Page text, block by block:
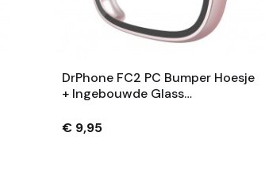
DrPhone FC2 PC Bumper Hoesje
+ Ingebouwde Glass
Voor Fitbit Versa 4/ Sense 2 -
€ 9,95